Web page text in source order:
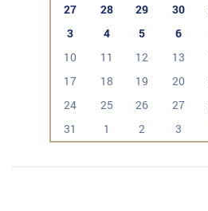
27
28 29 30
3
4 5 6
10
11 12 13
17
18 19 20
24
25 26 27
31
1 2 3